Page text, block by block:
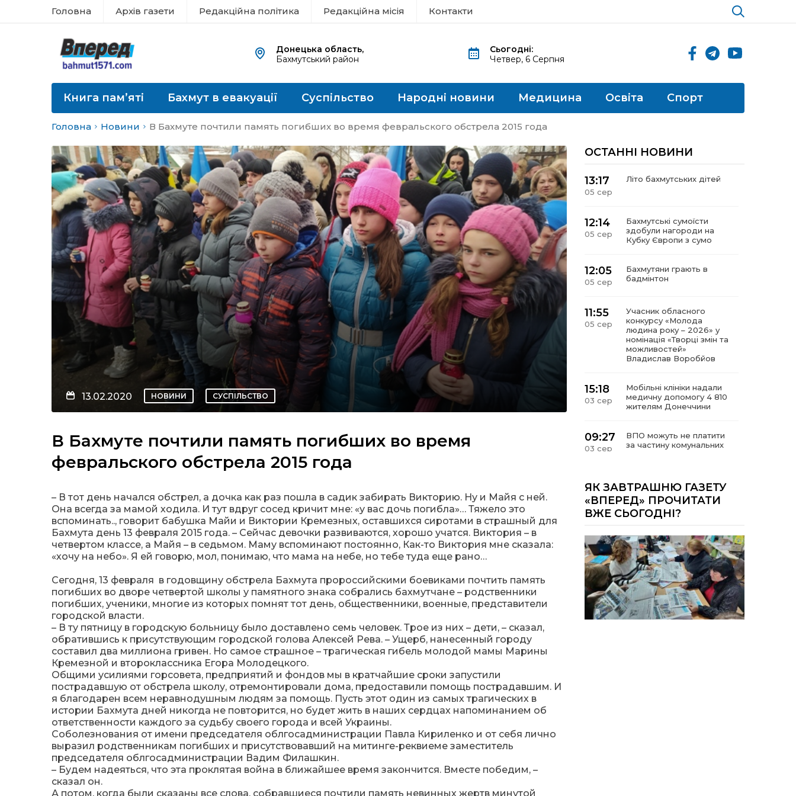
Головна Архів газети Редакційна політика Редакційна місія Контакти
Донецька область,
Бахмутський район
Сьогодні:
Четвер, 6 Серпня
Книга пам’яті Бахмут в евакуації Суспільство Народні новини Медицина Освіта Спорт
Головна Новини В Бахмуте почтили память погибших во время февральского обстрела 2015 года
13.02.2020 НОВИНИ СУСПІЛЬСТВО
В Бахмуте почтили память погибших во время
февральского обстрела 2015 года
– В тот день начался обстрел, а дочка как раз пошла в садик забирать Викторию. Ну и Майя с ней.
Она всегда за мамой ходила. И тут вдруг сосед кричит мне: «у вас дочь погибла»… Тяжело это
вспоминать.., говорит бабушка Майи и Виктории Кремезных, оставшихся сиротами в страшный для
Бахмута день 13 февраля 2015 года. – Сейчас девочки развиваются, хорошо учатся. Виктория – в
четвертом классе, а Майя – в седьмом. Маму вспоминают постоянно, Как-то Виктория мне сказала:
«хочу на небо». Я ей говорю, мол, понимаю, что мама на небе, но тебе туда еще рано…
Сегодня, 13 февраля в годовщину обстрела Бахмута пророссийскими боевиками почтить память
погибших во дворе четвертой школы у памятного знака собрались бахмутчане – родственники
погибших, ученики, многие из которых помнят тот день, общественники, военные, представители
городской власти.
– В ту пятницу в городскую больницу было доставлено семь человек. Трое из них – дети, – сказал,
обратившись к присутствующим городской голова Алексей Рева. – Ущерб, нанесенный городу
составил два миллиона гривен. Но самое страшное – трагическая гибель молодой мамы Марины
Кремезной и второклассника Егора Молодецкого.
Общими усилиями горсовета, предприятий и фондов мы в кратчайшие сроки запустили
пострадавшую от обстрела школу, отремонтировали дома, предоставили помощь пострадавшим. И
я благодарен всем неравнодушным людям за помощь. Пусть этот один из самых трагических в
истории Бахмута дней никогда не повторится, но будет жить в наших сердцах напоминанием об
ответственности каждого за судьбу своего города и всей Украины.
Соболезнования от имени председателя облгосадминистрации Павла Кириленко и от себя лично
выразил родственникам погибших и присутствовавший на митинге-реквиеме заместитель
председателя облгосадминистрации Вадим Филашкин.
– Будем надеяться, что эта проклятая война в ближайшее время закончится. Вместе победим, –
сказал он.
А потом, когда были сказаны все слова, собравшиеся почтили память невинных жертв минутой
ОСТАННІ НОВИНИ
13:17
05 сер
Літо бахмутських дітей
12:14
05 сер
Бахмутські сумоїсти
здобули нагороди на
Кубку Європи з сумо
12:05
05 сер
Бахмутяни грають в
бадмінтон
11:55
05 сер
Учасник обласного
конкурсу «Молода
людина року – 2026» у
номінація «Творці змін та
можливостей»
Владислав Воробйов
15:18
03 сер
Мобільні клініки надали
медичну допомогу 4 810
жителям Донеччини
09:27
03 сер
ВПО можуть не платити
за частину комунальних
14:12
01 сер
Досі ВПО? Юристка
розповіла, коли
переселенці втрачають
виплати та статус
внутрішньо переміщеної
14:04
01 сер
Учасниця обласного
конкурсу «Молода
людина року – 2026» у
номінації «Пульс життя»
Аліна Кулик
ЯК ЗАВТРАШНЮ ГАЗЕТУ
«ВПЕРЕД» ПРОЧИТАТИ
ВЖЕ СЬОГОДНІ?